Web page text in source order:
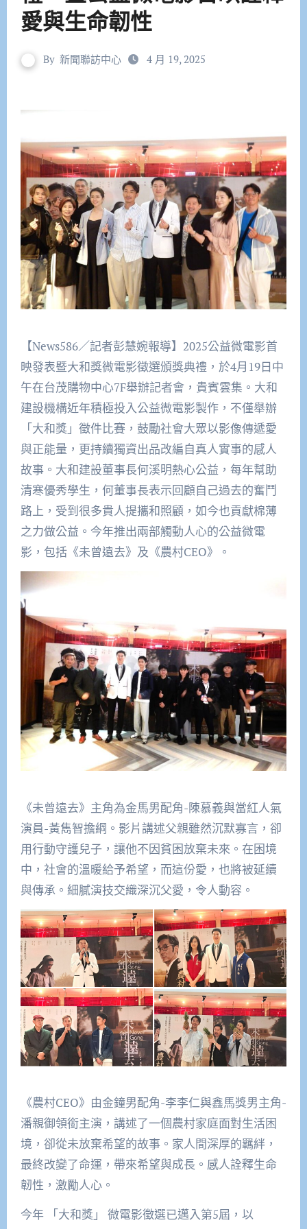
愛與生命韌性
By 新聞聯訪中心 4 月 19, 2025
【News586／記者彭慧婉報導】2025公益微電影首
映發表暨大和獎微電影徵選頒獎典禮，於4月19日中
午在台茂購物中心7F舉辦記者會，貴賓雲集。大和
建設機構近年積極投入公益微電影製作，不僅舉辦
「大和獎」徵件比賽，鼓勵社會大眾以影像傳遞愛
與正能量，更持續獨資出品改編自真人實事的感人
故事。大和建設董事長何溪明熱心公益，每年幫助
清寒優秀學生，何董事長表示回顧自己過去的奮鬥
路上，受到很多貴人提攜和照顧，如今也貢獻棉薄
之力做公益。今年推出兩部觸動人心的公益微電
影，包括《未曾遠去》及《農村CEO》。
《未曾遠去》主角為金馬男配角-陳慕義與當紅人氣
演員-黃雋智擔綱。影片講述父親雖然沉默寡言，卻
用行動守護兒子，讓他不因貧困放棄未來。在困境
中，社會的溫暖給予希望，而這份愛，也將被延續
與傳承。細膩演技交織深沉父愛，令人動容。
《農村CEO》由金鐘男配角-李李仁與鑫馬獎男主角-
潘親御領銜主演，講述了一個農村家庭面對生活困
境，卻從未放棄希望的故事。家人間深厚的羈絆，
最終改變了命運，帶來希望與成長。感人詮釋生命
韌性，激勵人心。
今年 「大和獎」 微電影徵選已邁入第5屆，以